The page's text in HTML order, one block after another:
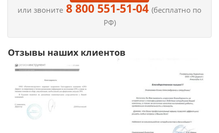
или звоните 8 800 551-51-04 (бесплатно по
РФ)
Отзывы наших клиентов